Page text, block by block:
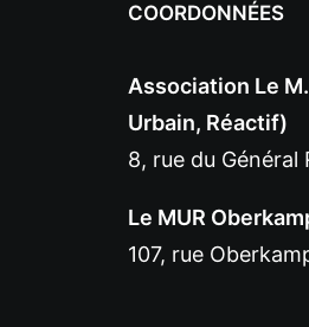
COORDONNÉES
Association Le
Urbain, Réactif)
8, rue du Général
Le MUR
107, rue